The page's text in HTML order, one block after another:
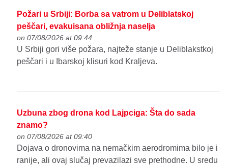
Požari u Srbiji: Borba sa vatrom u Deliblatskoj
peščari, evakuisana obližnja naselja
on 07/08/2026 at 09:44
U Srbiji gori više požara, najteže stanje u Deliblakstkoj
peščari i u Ibarskoj klisuri kod Kraljeva.
Uzbuna zbog drona kod Lajpciga: Šta do sada
znamo?
on 07/08/2026 at 09:40
Dojava o dronovima na nemačkim aerodromima bilo je i
ranije, ali ovaj slučaj prevazilazi sve prethodne. U sredu